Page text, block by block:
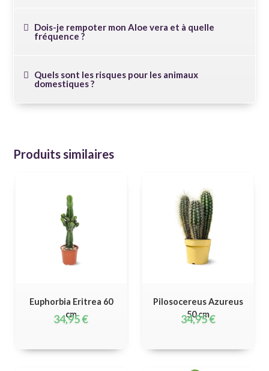
Dois-je rempoter mon Aloe vera et à quelle
fréquence ?
Quels sont les risques pour les animaux
domestiques ?
Produits similaires
Euphorbia Eritrea 60
cm
34,95€
Pilosocereus Azureus
50 cm
34,95€